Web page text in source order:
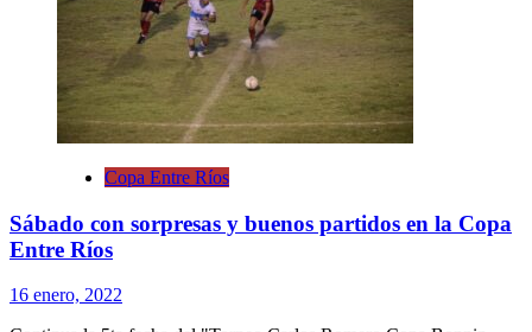
Copa Entre Ríos
Sábado con sorpresas y buenos partidos en la Copa
Entre Ríos
16 enero, 2022